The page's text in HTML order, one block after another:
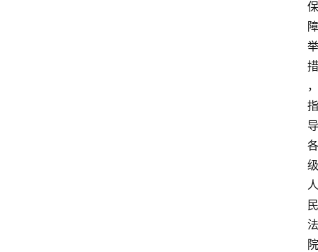
保
障
举
措
，
指
导
各
级
人
民
法
院